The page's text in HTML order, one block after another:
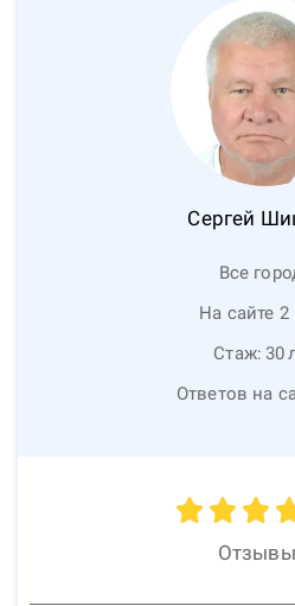
Сергей
Все
На сайте 2
Стаж: 30
Ответов на
Отзывы